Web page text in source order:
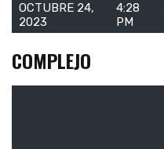
OCTUBRE 24,
2023
4:28
PM
COMPLEJO